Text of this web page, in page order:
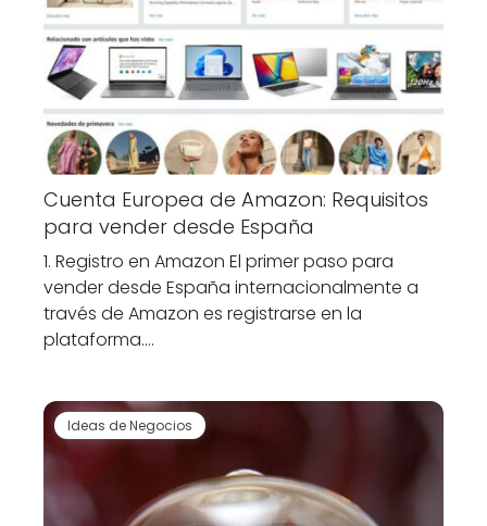
Cuenta Europea de Amazon: Requisitos
para vender desde España
1. Registro en Amazon El primer paso para
vender desde España internacionalmente a
través de Amazon es registrarse en la
plataforma.…
Ideas de Negocios